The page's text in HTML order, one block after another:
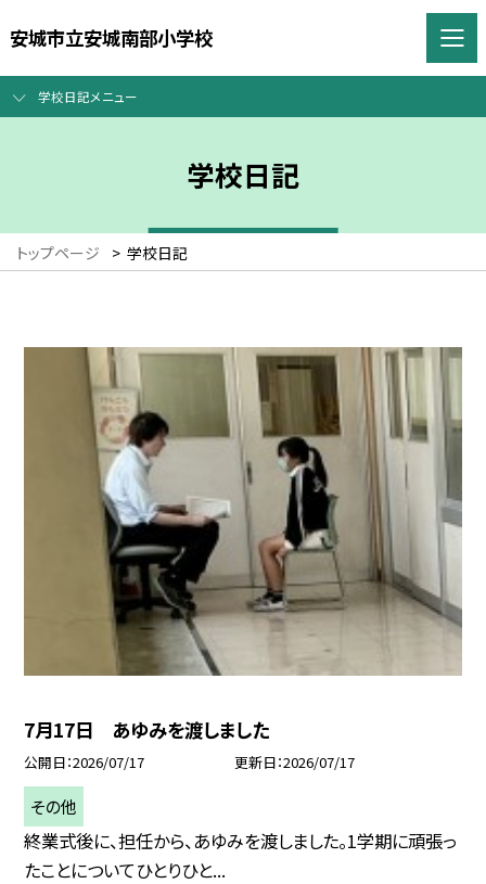
安城市立安城南部小学校
学校日記メニュー
学校日記
トップページ > 学校日記
7月17日 あゆみを渡しました
公開日 2026/07/17 更新日 2026/07/17
その他
終業式後に、担任から、あゆみを渡しました。1学期に頑張っ
たことについてひとりひと...